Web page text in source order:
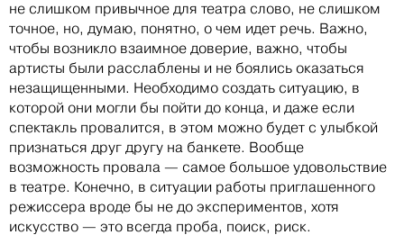
не слишком привычное для театра слово, не слишком
точное, но, думаю, понятно, о чем идет речь. Важно,
чтобы возникло взаимное доверие, важно, чтобы
артисты были расслаблены и не боялись оказаться
незащищенными. Необходимо создать ситуацию, в
которой они могли бы пойти до конца, и даже если
спектакль провалится, в этом можно будет с улыбкой
признаться друг другу на банкете. Вообще
возможность провала — самое большое удовольствие
в театре. Конечно, в ситуации работы приглашенного
режиссера вроде бы не до экспериментов, хотя
искусство — это всегда проба, поиск, риск.